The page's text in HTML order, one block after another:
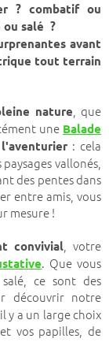
? combatif ou
ou salé ?
avant
tout terrain
nature, que
une Balade
: cela
vallonés,
des pentes dans
entre amis, vous
mesure !
convivial, votre
. Que vous
ce sont des
découvrir notre
y a un large choix
vos papilles, de